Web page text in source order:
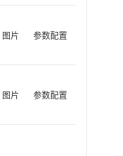
图片 参数配置
图片 参数配置